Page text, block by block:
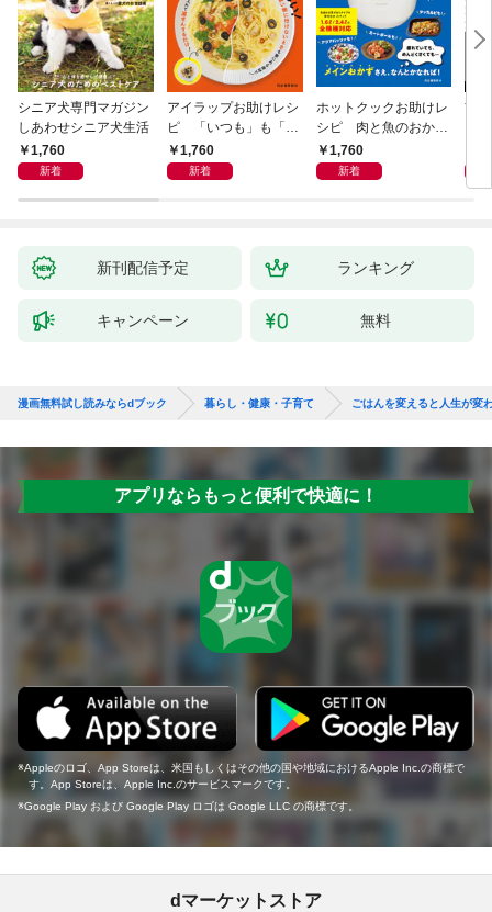
シニア犬専門マガジン
しあわせシニア犬生活
1,760
新着
アイラップお助けレシ
ピ 「いつも」も「も
しも」もおいしい！
1,760
新着
ホットクックお助けレ
シピ 肉と魚のおか
ず 少ない材料＆調味
料で、あとはスイッチ
1,760
新着
首
リ
昇
新刊配信予定 ランキング
キャンペーン 無料
漫画無料試し読みならdブック 暮らし・健康・子育て ごはんを変えると人生が変
アプリならもっと便利で快適に！
Appleのロゴ、App Storeは、米国もしくはその他の国や地域におけるApple Inc.の商標で
す。App Storeは、Apple Inc.のサービスマークです。
Google Play および Google Play ロゴは Google LLC の商標です。
dマーケットストア